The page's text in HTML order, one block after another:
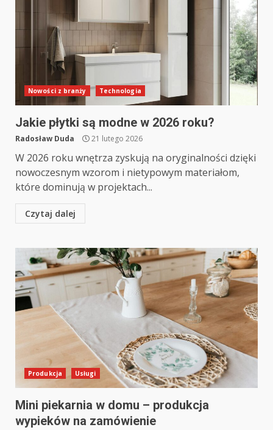
Nowości z branży Technologia
Jakie płytki są modne w 2026 roku?
Radosław Duda 21 lutego 2026
W 2026 roku wnętrza zyskują na oryginalności dzięki
nowoczesnym wzorom i nietypowym materiałom,
które dominują w projektach...
Czytaj dalej
Produkcja Usługi
Mini piekarnia w domu – produkcja
wypieków na zamówienie